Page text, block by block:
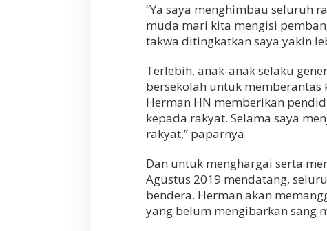
“Ya saya menghimbau seluruh
muda mari kita mengisi
takwa ditingkatkan saya yakin
Terlebih, anak-anak selaku
bersekolah untuk memberantas
Herman HN memberikan
kepada rakyat. Selama saya
rakyat,” paparnya.
Dan untuk menghargai serta
Agustus 2019 mendatang,
bendera. Herman akan
yang belum mengibarkan sang